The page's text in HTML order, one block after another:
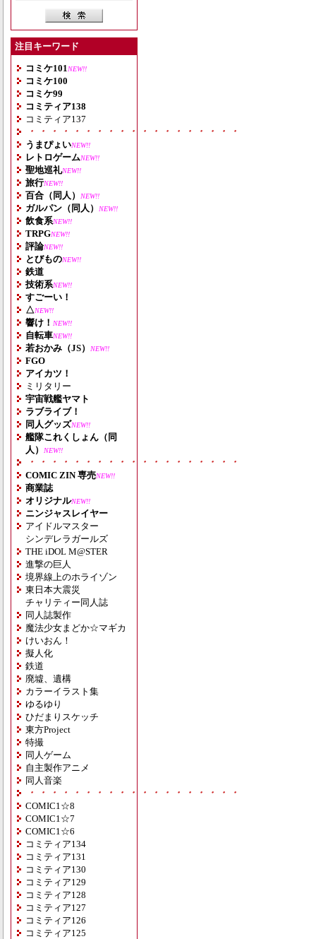
注目キーワード
コミケ101 NEW!!
コミケ100
コミケ99
コミティア138
コミティア137
・・・・・・・・・・・・・・・・・・・
うまぴょいNEW!!
レトロゲームNEW!!
聖地巡礼NEW!!
旅行NEW!!
百合（同人） NEW!!
ガルパン（同人） NEW!!
飲食系NEW!!
TRPGNEW!!
評論NEW!!
とびものNEW!!
鉄道
技術系NEW!!
すごーい！
△NEW!!
響け！ NEW!!
自転車NEW!!
若おかみ（JS） NEW!!
FGO
アイカツ！
ミリタリー
宇宙戦艦ヤマト
ラブライブ！
同人グッズNEW!!
艦隊これくしょん（同
人）
NEW!!
・・・・・・・・・・・・・・・・・・・
COMIC ZIN 専売NEW!!
商業誌
オリジナルNEW!!
ニンジャスレイヤー
アイドルマスター
シンデレラガールズ
THE iDOL M@STER
進撃の巨人
境界線上のホライゾン
東日本大震災
チャリティー同人誌
同人誌製作
魔法少女まどか☆マギカ
けいおん！
擬人化
鉄道
廃墟、遺構
カラーイラスト集
ゆるゆり
ひだまりスケッチ
東方Project
特撮
同人ゲーム
自主製作アニメ
同人音楽
・・・・・・・・・・・・・・・・・・・
COMIC1☆8
COMIC1☆7
COMIC1☆6
コミティア134
コミティア131
コミティア130
コミティア129
コミティア128
コミティア127
コミティア126
コミティア125